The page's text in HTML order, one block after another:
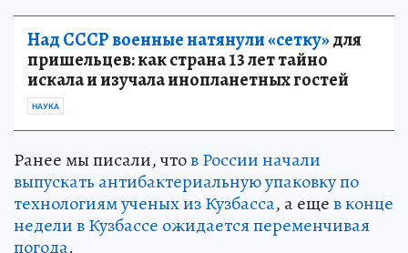
Над СССР военные натянули «сетку»для
пришельцев: как страна 13 лет тайно
искала и изучала инопланетных гостей
НАУКА
Ранее мы писали, чтов России начали
выпускать антибактериальную упаковку по
технологиям ученых из Кузбасса, а ещев конце
недели в Кузбассе ожидается переменчивая
погода.